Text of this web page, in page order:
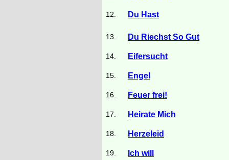
12. Du Hast
13. Du Riechst So Gut
14. Eifersucht
15. Engel
16. Feuer frei!
17. Heirate Mich
18. Herzeleid
19. Ich will